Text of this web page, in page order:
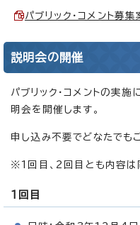
パブリック・コメント
説明会の開催
パブリック・コメントの実施
明会を開催します。
申し込み不要でどなたでも
※1回目、2回目とも内容は
1回目